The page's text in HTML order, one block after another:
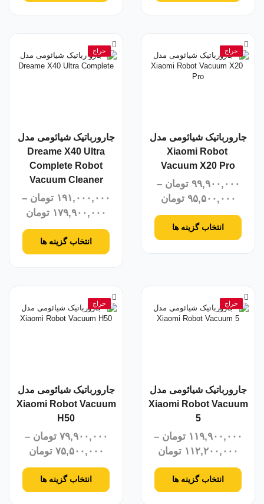
حراج
جارورباتیک شیائومی مدل
Xiaomi Robot
Vacuum X20 Pro
۹۹,۹۰۰,۰۰۰ تومان –
۹۵,۵۰۰,۰۰۰ تومان
انتخاب گزینه ها
حراج
جارورباتیک شیائومی مدل
Dreame X40 Ultra
Complete Robot
Vacuum Cleaner
۱۹۱,۰۰۰,۰۰۰ تومان –
۱۷۹,۹۰۰,۰۰۰ تومان
انتخاب گزینه ها
حراج
جارورباتیک شیائومی مدل
Xiaomi Robot Vacuum
5
۱۱۹,۹۰۰,۰۰۰ تومان –
۱۱۲,۲۰۰,۰۰۰ تومان
انتخاب گزینه ها
حراج
جارورباتیک شیائومی مدل
Xiaomi Robot Vacuum
H50
۷۹,۹۰۰,۰۰۰ تومان –
۷۵,۵۰۰,۰۰۰ تومان
انتخاب گزینه ها